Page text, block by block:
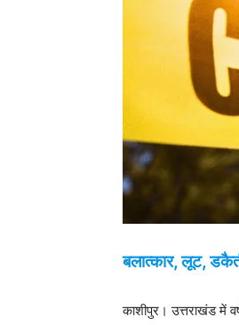
बलात्कार, लूट,
काशीपुर। उत्तराखंड में